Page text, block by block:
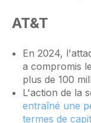
AT&T
En 2024,
a compromis
plus de 100
L'action de la
entraîné une
termes de